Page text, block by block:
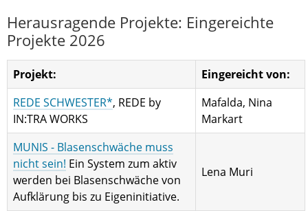
Herausragende Projekte: Eingereichte
Projekte 2026
Projekt:
Eingereicht von:
REDE SCHWESTER*, REDE by
IN:TRA WORKS
Mafalda, Nina
Markart
MUNIS - Blasenschwäche muss
nicht sein! Ein System zum aktiv
werden bei Blasenschwäche von
Aufklärung bis zu Eigeninitiative.
Lena Muri